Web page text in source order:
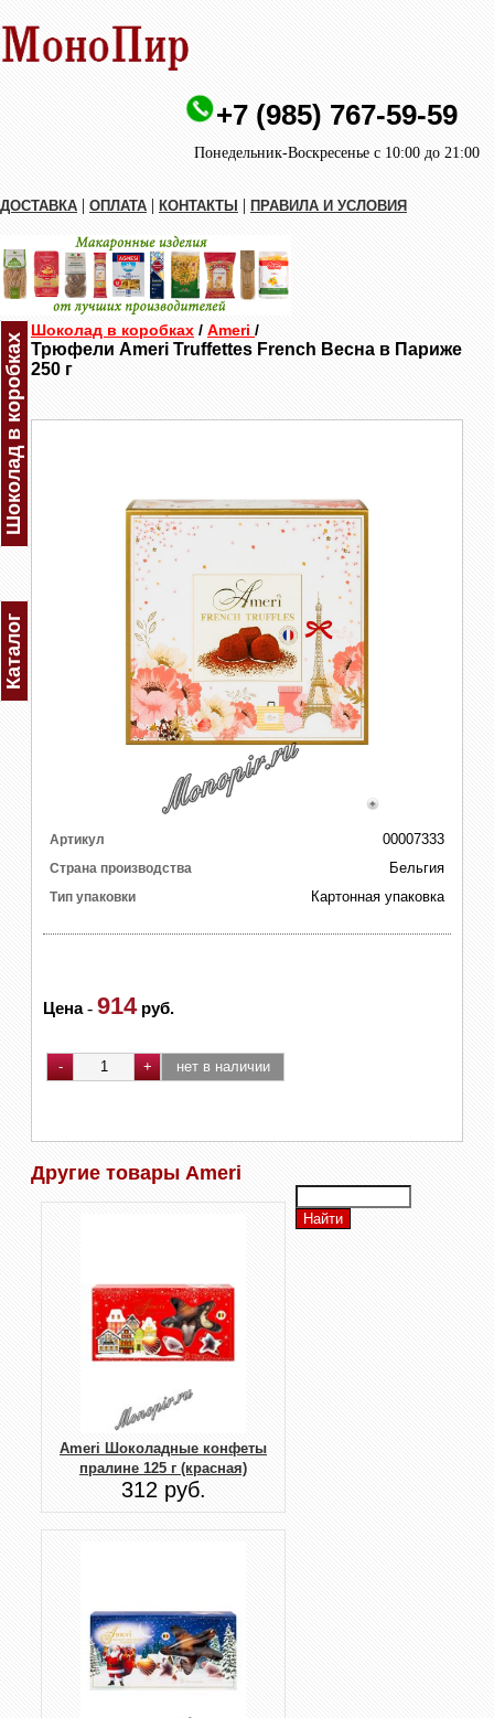
+7 (985) 767-59-59
Понедельник-Воскресенье с 10:00 до 21:00
ДОСТАВКА | ОПЛАТА | КОНТАКТЫ | ПРАВИЛА И УСЛОВИЯ
Шоколад в коробках
Каталог
Шоколад в коробках / Ameri /
Трюфели Ameri Truffettes French Весна в Париже
250 г
Артикул 00007333
Страна производства Бельгия
Тип упаковки Картонная упаковка
Цена- 914 руб.
Другие товары Ameri
Ameri Шоколадные конфеты
пралине 125 г (красная)
312 руб.